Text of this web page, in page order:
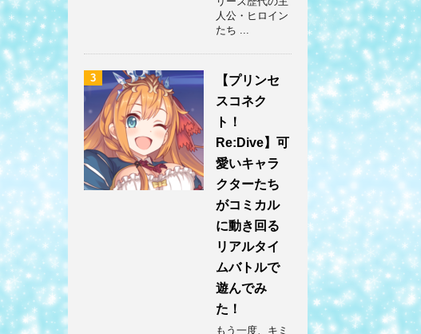
人公・ヒロイン
たち ...
3
【プリンセ
スコネク
ト！
Re:Dive】可
愛いキャラ
クターたち
がコミカル
に動き回る
リアルタイ
ムバトルで
遊んでみ
た！
もう一度、キミ